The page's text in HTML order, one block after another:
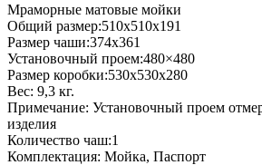
Мраморные матовые мойки
Общий размер:510x510x191
Размер чаши:374х361
Установочный проем:480×480
Размер коробки:530x530x280
Вес: 9,3 кг.
Примечание: Установочный проем
изделия
Количество чаш:1
Комплектация: Мойка, Паспорт